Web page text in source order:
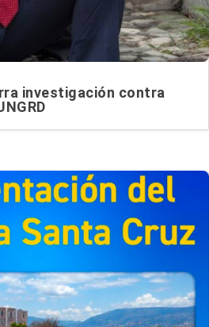
investigación contra